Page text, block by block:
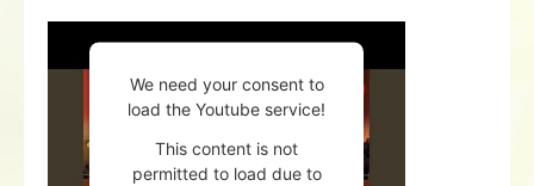
We need your consent to
load the Youtube service!
This content is not
permitted to load due to